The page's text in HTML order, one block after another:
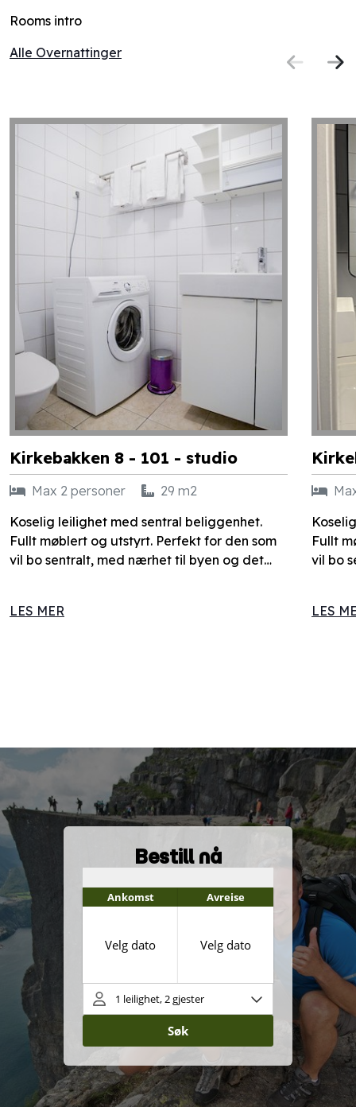
Rooms intro
Alle Overnattinger
Kirkebakken 8 - 101 - studio
Max 2 personer
29 m2
Koselig leilighet med sentral beliggenhet.
Fullt møblert og utstyrt. Perfekt for den som
vil bo sentralt, med nærhet til byen og det
Leiligheten er fullt møblert og utstyrt. Felles
LES MER
Fullt
vil bo
Buss og tog
LES
Bestill nå